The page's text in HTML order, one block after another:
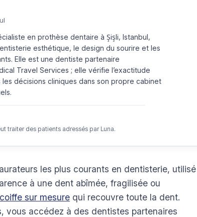
en prothèse dentaire à Şişli, Istanbul,
esthétique, le design du sourire et les
Elle est une dentiste partenaire
Travel Services ; elle vérifie l’exactitude
décisions cliniques dans son propre cabinet
traiter des patients adressés par Luna.
les plus courants en dentisterie, utilisé
à une dent abîmée, fragilisée ou
sur mesure qui recouvre toute la dent.
vous accédez à des dentistes partenaires